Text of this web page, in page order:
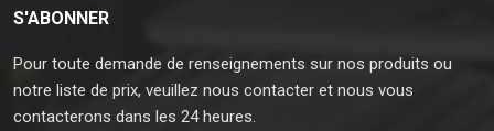
S'ABONNER
Pour toute demande de renseignements sur nos produits ou
notre liste de prix, veuillez nous contacter et nous vous
contacterons dans les 24 heures.